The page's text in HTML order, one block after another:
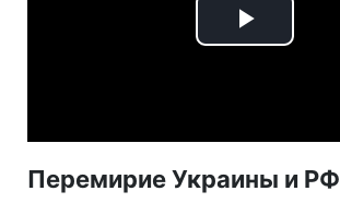
Play
Перемирие Украины и РФ